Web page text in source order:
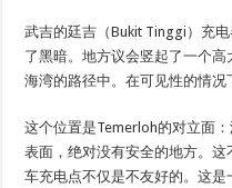
武吉的廷吉（Bukit Tinggi）充
了黑暗。地方议会竖起了一个
海湾的路径中。在可见性的情况
这个位置是Temerloh的对立面
表面，绝对没有安全的地方。
车充电点不仅是不友好的。这是